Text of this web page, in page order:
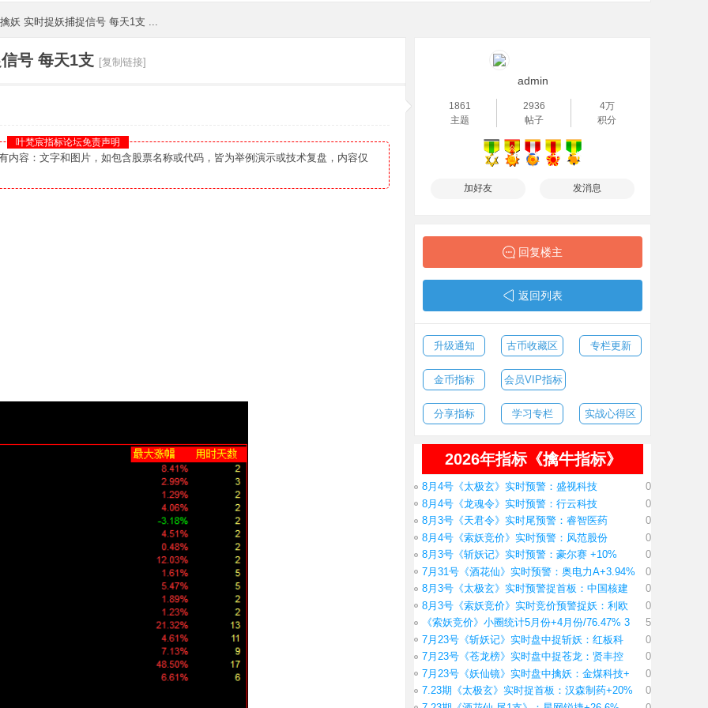
妖 实时捉妖捕捉信号 每天1支 ...
号 每天1支 [复制链接]
叶梵宸指标论坛免责声明
内容：文字和图片，如包含股票名称或代码，皆为举例演示或技术复盘，内容仅
admin
1861
主题
2936
帖子
4万
积分
加好友 发消息
回复楼主
返回列表
升级通知 古币收藏区 专栏更新
金币指标 会员VIP指标
分享指标 学习专栏 实战心得区
2026年指标《擒牛指标》
0
8月4号《太极玄》实时预警：盛视科技
0
8月4号《龙魂令》实时预警：行云科技
0
8月3号《天君令》实时尾预警：睿智医药
0
8月4号《索妖竞价》实时预警：风范股份
0
8月3号《斩妖记》实时预警：豪尔赛 +10%
0
7月31号《酒花仙》实时预警：奥电力A+3.94%
0
8月3号《太极玄》实时预警捉首板：中国核建
0
8月3号《索妖竞价》实时竞价预警捉妖：利欧
5
《索妖竞价》小圈统计5月份+4月份/76.47% 3
0
7月23号《斩妖记》实时盘中捉斩妖：红板科
0
7月23号《苍龙榜》实时盘中捉苍龙：贤丰控
0
7月23号《妖仙镜》实时盘中擒妖：金煤科技+
0
7.23期《太极玄》实时捉首板：汉森制药+20%